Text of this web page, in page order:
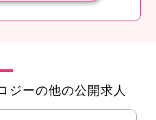
ジーの他の公開求人